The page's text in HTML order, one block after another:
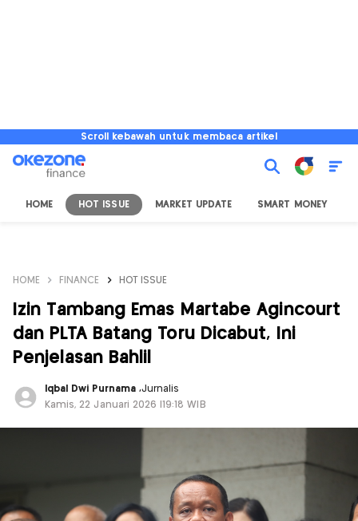
Scroll kebawah untuk membaca artikel
HOME HOT ISSUE MARKET UPDATE SMART MONEY
HOME FINANCE HOT ISSUE
Izin Tambang Emas Martabe Agincourt
dan PLTA Batang Toru Dicabut, Ini
Penjelasan Bahlil
Iqbal Dwi Purnama ,Jurnalis
Kamis, 22 Januari 2026 |19:18 WIB